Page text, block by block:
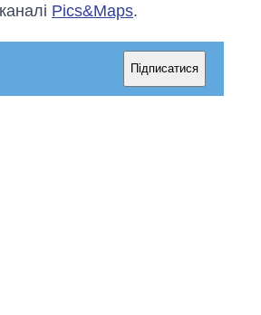
Pics&Maps.
Підписатися